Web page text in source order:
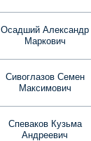
Осадший Александр
Маркович
Сивоглазов Семен
Максимович
Спеваков Кузьма
Андреевич